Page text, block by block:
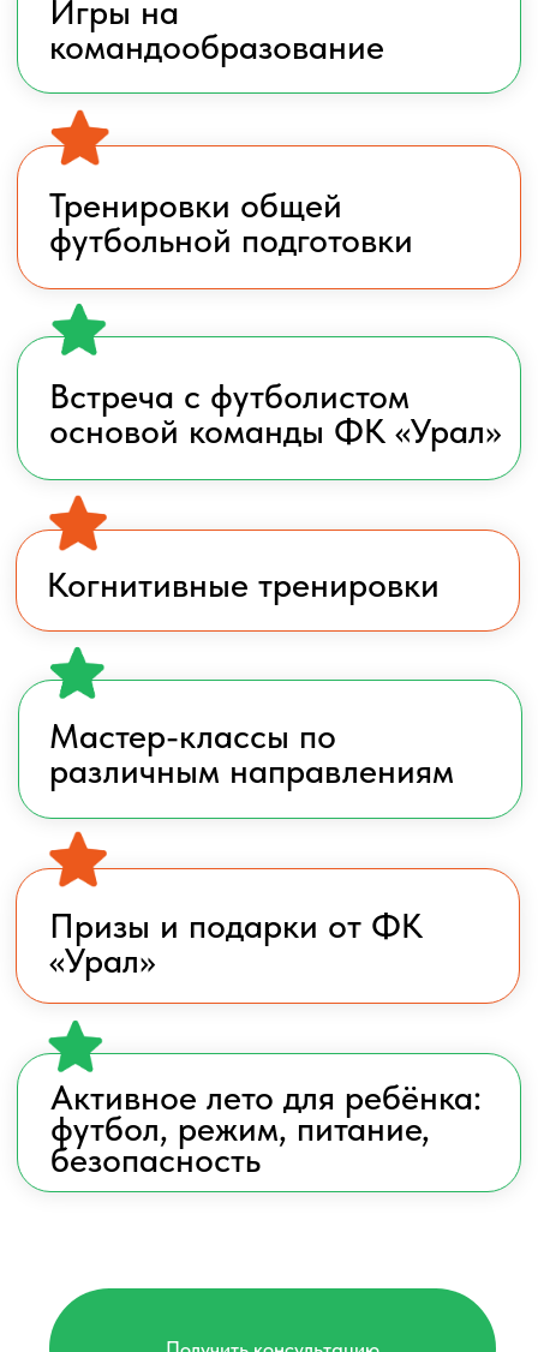
Мастер-классы по
различным направлениям
Активное лето для ребёнка:
футбол, режим, питание,
безопасность
Призы и подарки от ФК
«Урал»
+7 922 292-79-23
Менеджер по общим вопросам
school@fc-ural.ru
Официальный сайт ФК «Урал»